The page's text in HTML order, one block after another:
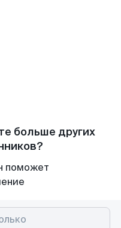
больше других
поможет